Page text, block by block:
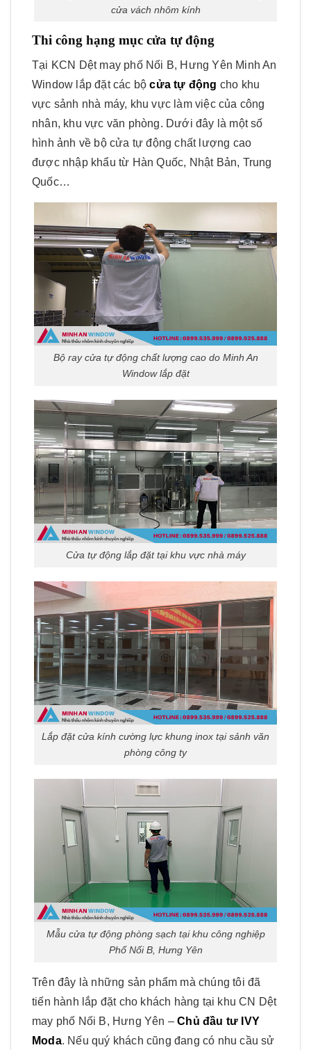
cửa vách nhôm kính
Thi công hạng mục cửa tự động
Tại KCN Dệt may phố Nối B, Hưng Yên Minh An
Window lắp đặt các bộcửa tự động cho khu
vực sảnh nhà máy, khu vực làm việc của công
nhân, khu vực văn phòng. Dưới đây là một số
hình ảnh về bộ cửa tự động chất lượng cao
được nhập khẩu từ Hàn Quốc, Nhật Bản, Trung
Quốc…
Bộ ray cửa tự động chất lượng cao do Minh An
Window lắp đặt
Cửa tự động lắp đặt tại khu vực nhà máy
Lắp đặt cửa kính cường lực khung inox tại sảnh văn
phòng công ty
Mẫu cửa tự động phòng sạch tại khu công nghiệp
Phố Nối B, Hưng Yên
Trên đây là những sản phẩm mà chúng tôi đã
tiến hành lắp đặt cho khách hàng tại khu CN Dệt
may phố Nối B, Hưng Yên – Chủ đầu tư IVY
Moda. Nếu quý khách cũng đang có nhu cầu sử